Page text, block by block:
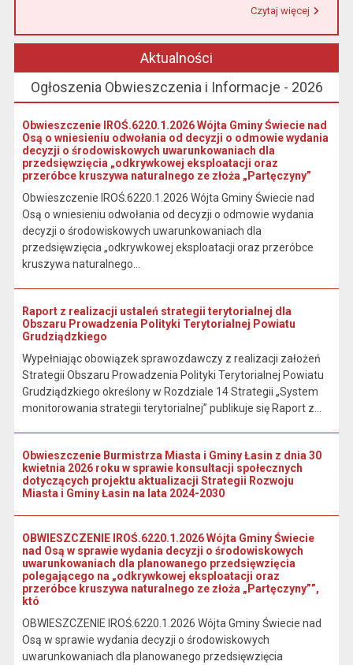
Czytaj więcej
Aktualności
Ogłoszenia Obwieszczenia i Informacje - 2026
Obwieszczenie IROŚ.6220.1.2026 Wójta Gminy Świecie nad
Osą o wniesieniu odwołania od decyzji o odmowie wydania
decyzji o środowiskowych uwarunkowaniach dla
przedsięwzięcia „odkrywkowej eksploatacji oraz
przeróbce kruszywa naturalnego ze złoża „Partęczyny”
Obwieszczenie IROŚ.6220.1.2026 Wójta Gminy Świecie nad
Osą o wniesieniu odwołania od decyzji o odmowie wydania
decyzji o środowiskowych uwarunkowaniach dla
przedsięwzięcia „odkrywkowej eksploatacji oraz przeróbce
kruszywa naturalnego...
Raport z realizacji ustaleń strategii terytorialnej dla
Obszaru Prowadzenia Polityki Terytorialnej Powiatu
Grudziądzkiego
Wypełniając obowiązek sprawozdawczy z realizacji założeń
Strategii Obszaru Prowadzenia Polityki Terytorialnej Powiatu
Grudziądzkiego określony w Rozdziale 14 Strategii „System
monitorowania strategii terytorialnej” publikuje się Raport z...
Obwieszczenie Burmistrza Miasta i Gminy Łasin z dnia 30
kwietnia 2026 roku w sprawie konsultacji społecznych
dotyczących projektu aktualizacji Strategii Rozwoju
Miasta i Gminy Łasin na lata 2024-2030
OBWIESZCZENIE IROŚ.6220.1.2026 Wójta Gminy Świecie
nad Osą w sprawie wydania decyzji o środowiskowych
uwarunkowaniach dla planowanego przedsięwzięcia
polegającego na „odkrywkowej eksploatacji oraz
przeróbce kruszywa naturalnego ze złoża „Partęczyny””,
któ
OBWIESZCZENIE IROŚ.6220.1.2026 Wójta Gminy Świecie nad
Osą w sprawie wydania decyzji o środowiskowych
uwarunkowaniach dla planowanego przedsięwzięcia